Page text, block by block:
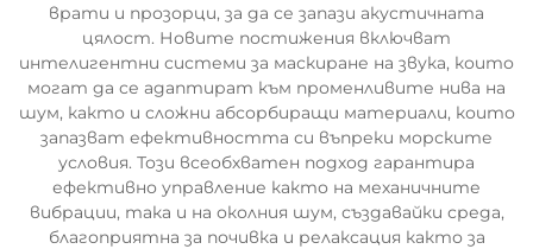
врати и прозорци, за да се запази акустичната
цялост. Новите постижения включват
интелигентни системи за маскиране на звука, които
могат да се адаптират към променливите нива на
шум, както и сложни абсорбиращи материали, които
запазват ефективността си въпреки морските
условия. Този всеобхватен подход гарантира
ефективно управление както на механичните
вибрации, така и на околния шум, създавайки среда,
благоприятна за почивка и релаксация както за